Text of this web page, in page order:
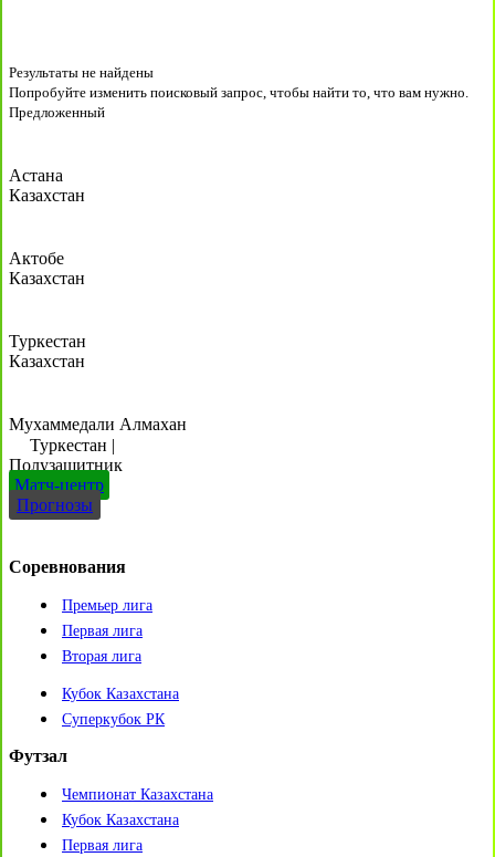
Результаты не найдены
Попробуйте изменить поисковый запрос, чтобы найти то, что вам нужно.
Предложенный
Астана
Казахстан
Актобе
Казахстан
Туркестан
Казахстан
Мухаммедали Алмахан
Туркестан |
Полузащитник
Матч-центр
Прогнозы
Соревнования
Премьер лига
Первая лига
Вторая лига
Кубок Казахстана
Суперкубок РК
Футзал
Чемпионат Казахстана
Кубок Казахстана
Первая лига